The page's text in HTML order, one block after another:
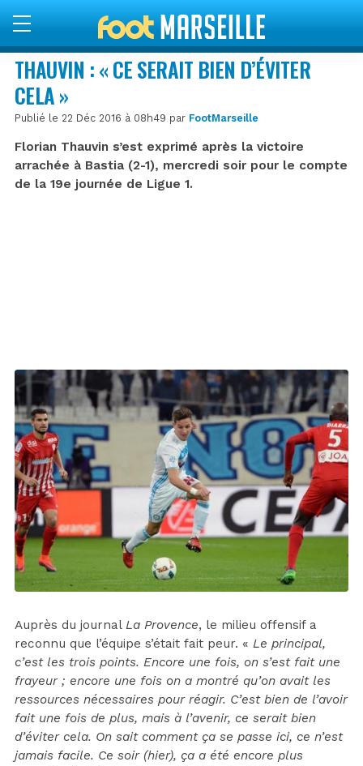
THAUVIN : « CE SERAIT BIEN D’ÉVITER
CELA »
Publié le 22 Déc 2016 à 08h49 par FootMarseille
Florian Thauvin s’est exprimé après la victoire
arrachée à Bastia (2-1), mercredi soir pour le compte
de la 19e journée de Ligue 1.
Auprès du journal La Provence, le milieu offensif a
reconnu que l’équipe s’était fait peur. « Le principal,
c’est les trois points. Encore une fois, on s’est fait une
frayeur ; encore une fois on a montré qu’on avait les
ressources nécessaires pour réagir. C’est bien de l’avoir
fait une fois de plus, mais à l’avenir, ce serait bien
d’éviter cela. On sait comment ça se passe ici, ce n’est
jamais facile. Ce soir (hier), ça a été encore plus